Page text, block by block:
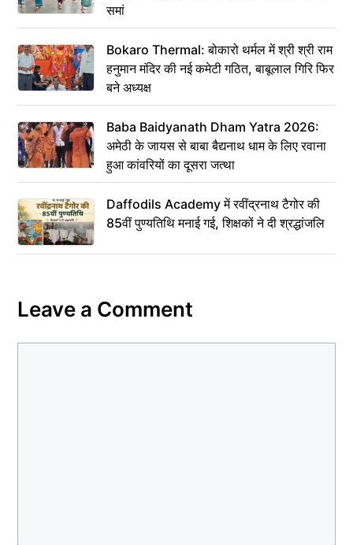
समां
Bokaro Thermal: बोकारो थर्मल में श्री श्री राम
हनुमान मंदिर की नई कमेटी गठित, बाबूलाल गिरि फिर
बने अध्यक्ष
Baba Baidyanath Dham Yatra 2026:
अमेठी के जायस से बाबा बैद्यनाथ धाम के लिए रवाना
हुआ कांवरियों का दूसरा जत्था
Daffodils Academy में रवींद्रनाथ टैगोर की
85वीं पुण्यतिथि मनाई गई, शिक्षकों ने दी श्रद्धांजलि
Leave a Comment